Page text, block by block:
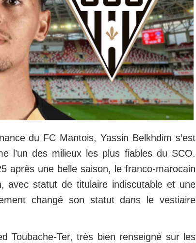
du FC Mantois, Yassin Belkhdim s’est
l’un des milieux les plus fiables du SCO.
après une belle saison, le franco-marocain
avec statut de titulaire indiscutable et une
changé son statut dans le vestiaire
Toubache-Ter, très bien renseigné sur les